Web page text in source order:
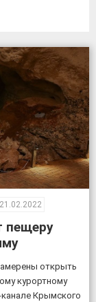
21.02.2022
пещеру
открыть
курортному
канале Крымского